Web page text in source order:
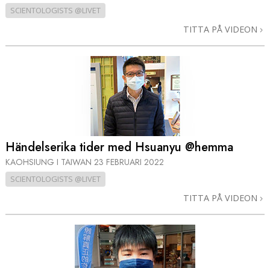
SCIENTOLOGISTS @LIVET
TITTA PÅ VIDEON
Händelserika tider med Hsuanyu @hemma
KAOHSIUNG I TAIWAN 23 FEBRUARI 2022
SCIENTOLOGISTS @LIVET
TITTA PÅ VIDEON